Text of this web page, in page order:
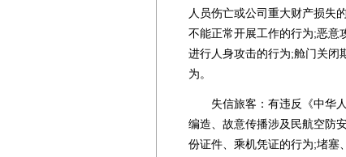
人员伤亡或公司重大财产损失
不能正常开展工作的行为;恶意
进行人身攻击的行为;舱门关闭
为。
失信旅客：有违反《中华人
编造、故意传播涉及民航空防
份证件、乘机凭证的行为;堵塞